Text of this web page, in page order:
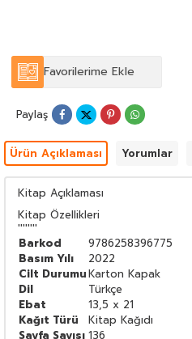
Favorilerime Ekle
Paylaş
Ürün Açıklaması Yorumlar
Kitap Açıklaması
Kitap Özellikleri
''''''''
Barkod
9786258396775
Basım Yılı
2022
Cilt DurumuKarton Kapak
Dil
Türkçe
Ebat
13,5 x 21
Kağıt Türü
Kitap Kağıdı
Sayfa Sayısı 136